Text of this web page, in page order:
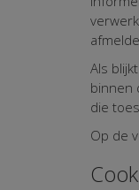
Als
binnen
die
Op de